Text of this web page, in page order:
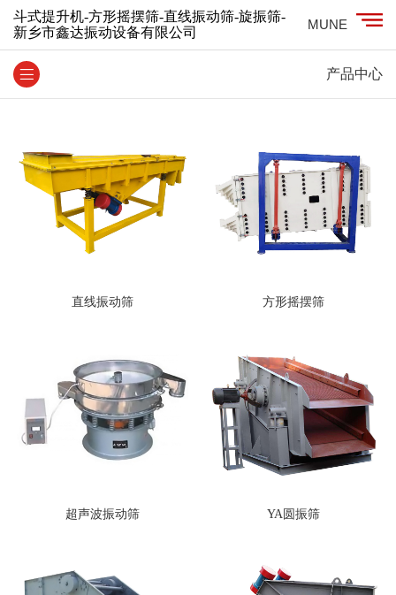
斗式提升机-方形摇摆筛-直线振动筛-旋振筛-
新乡市鑫达振动设备有限公司
MUNE
产品中心
直线振动筛 方形摇摆筛
超声波振动筛 YA圆振筛